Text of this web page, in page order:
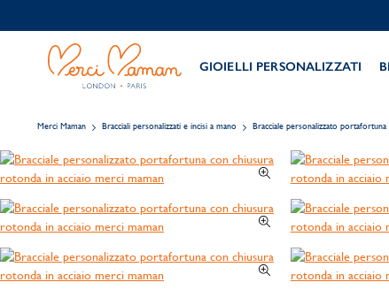
GIOIELLI PERSONALIZZATI
Merci Maman Bracciali personalizzati e incisi a mano Bracciale personalizzato